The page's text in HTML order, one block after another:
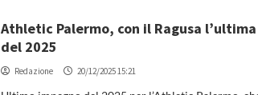
Athletic Palermo, con il Ragusa
del 2025
Redazione 20/12/2025 15:21